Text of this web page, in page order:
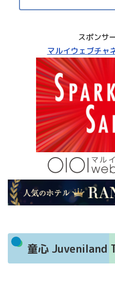
スポンサ
マルイウェブチャ
童心 Juveniland